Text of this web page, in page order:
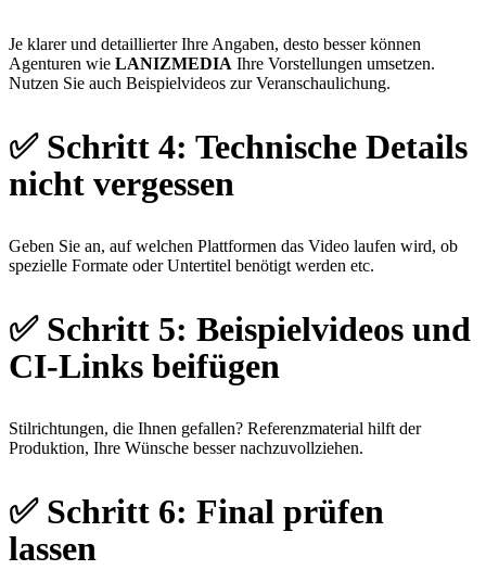
Je klarer und detaillierter Ihre Angaben, desto besser können
Agenturen wie LANIZMEDIA Ihre Vorstellungen umsetzen.
Nutzen Sie auch Beispielvideos zur Veranschaulichung.
✅ Schritt 4: Technische Details
nicht vergessen
Geben Sie an, auf welchen Plattformen das Video laufen wird, ob
spezielle Formate oder Untertitel benötigt werden etc.
✅ Schritt 5: Beispielvideos und
CI-Links beifügen
Stilrichtungen, die Ihnen gefallen? Referenzmaterial hilft der
Produktion, Ihre Wünsche besser nachzuvollziehen.
✅ Schritt 6: Final prüfen
lassen